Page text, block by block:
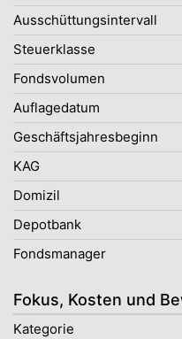
Ausschüttungsintervall
Steuerklasse
Fondsvolumen
Auflagedatum
Geschäftsjahresbeginn
KAG
Domizil
Depotbank
Fondsmanager
Fokus, Kosten und
Kategorie